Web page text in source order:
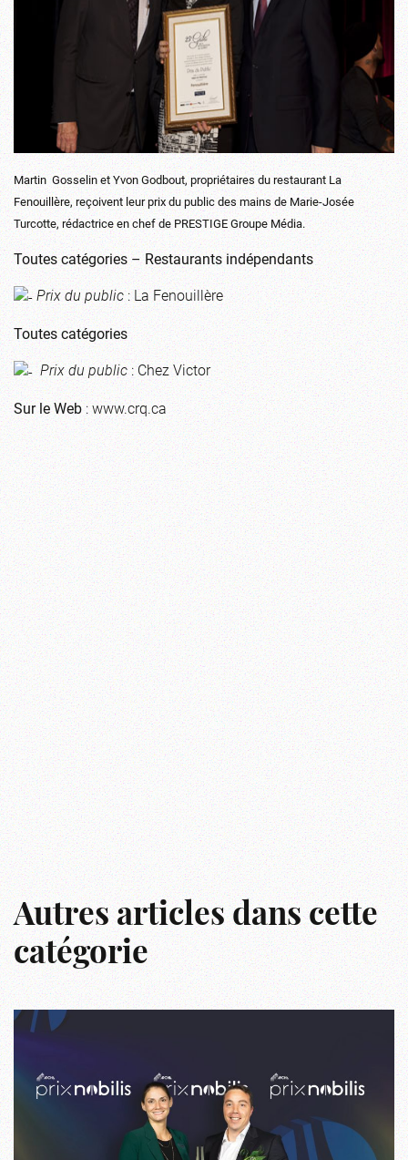
Martin Gosselin et Yvon Godbout, propriétaires du restaurant La
Fenouillère, reçoivent leur prix du public des mains de Marie-Josée
Turcotte, rédactrice en chef de PRESTIGE Groupe Média.
Toutes catégories – Restaurants indépendants
Prix du public: La Fenouillère
Toutes catégories
Prix du public: Chez Victor
Sur le Web:www.crq.ca
Autres articles dans cette
catégorie